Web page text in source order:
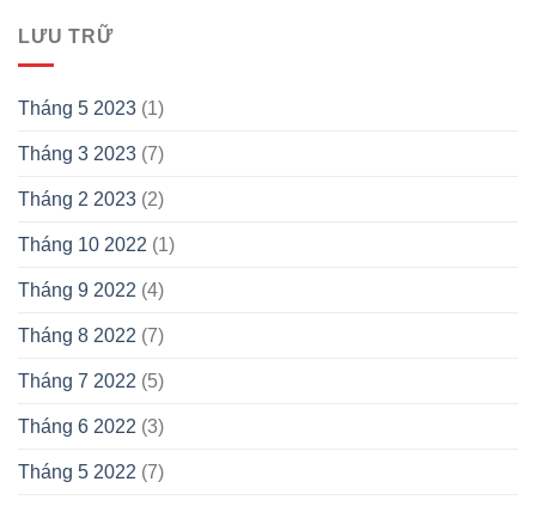
LƯU TRỮ
Tháng 5 2023 (1)
Tháng 3 2023 (7)
Tháng 2 2023 (2)
Tháng 10 2022 (1)
Tháng 9 2022 (4)
Tháng 8 2022 (7)
Tháng 7 2022 (5)
Tháng 6 2022 (3)
Tháng 5 2022 (7)